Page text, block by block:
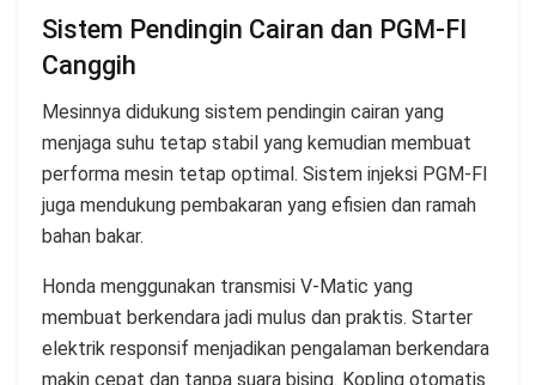
Sistem Pendingin Cairan dan PGM-FI
Canggih
Mesinnya didukung sistem pendingin cairan yang
menjaga suhu tetap stabil yang kemudian membuat
performa mesin tetap optimal. Sistem injeksi PGM-FI
juga mendukung pembakaran yang efisien dan ramah
bahan bakar.
Honda menggunakan transmisi V-Matic yang
membuat berkendara jadi mulus dan praktis. Starter
elektrik responsif menjadikan pengalaman berkendara
makin cepat dan tanpa suara bising. Kopling otomatis